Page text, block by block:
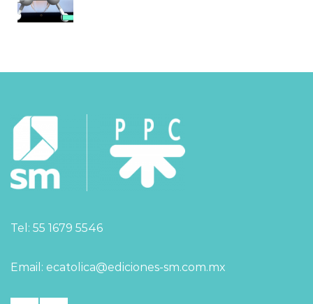
Tel: 55 1679 5546
Email: ecatolica@ediciones-sm.com.mx